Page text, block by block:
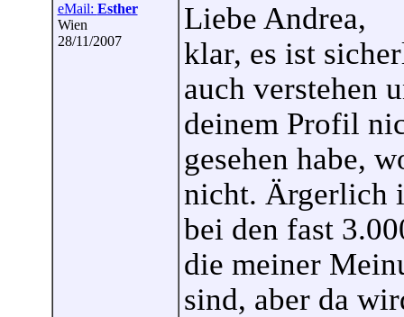
eMail: Esther
Wien
28/11/2007
Liebe Andrea,
klar, es ist
auch verstehen
deinem Profil
gesehen habe,
nicht. Ärgerlich
bei den fast
die meiner
sind, aber da